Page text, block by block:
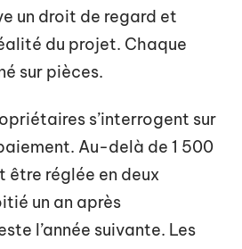
un droit de regard et
du projet. Chaque
sur pièces.
s’interrogent sur
Au-delà de 1 500
être réglée en deux
un an après
l’année suivante. Les